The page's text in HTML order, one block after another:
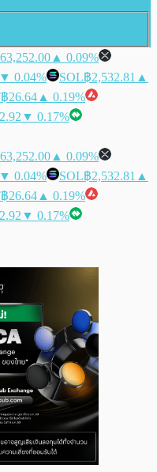
▲ 0.09%
▼ 0.04% SOL฿2,532.81 ▲
฿26.64 ▲ 0.19%
▼ 0.17%
▲ 0.09%
▼ 0.04% SOL฿2,532.81 ▲
฿26.64 ▲ 0.19%
▼ 0.17%